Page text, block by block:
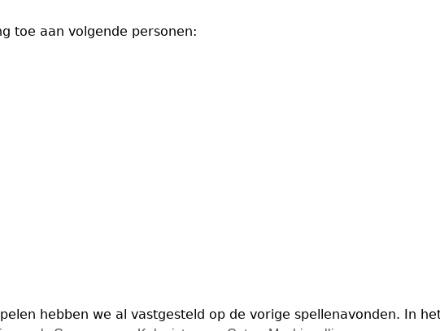
toe aan volgende personen:
hebben we al vastgesteld op de vorige spellenavonden. In